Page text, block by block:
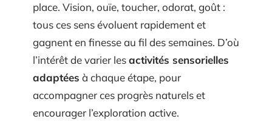
place. Vision, ouïe, toucher, odorat, goût :
tous ces sens évoluent rapidement et
gagnent en finesse au fil des semaines. D’où
l’intérêt de varier lesactivités sensorielles
adaptées à chaque étape, pour
accompagner ces progrès naturels et
encourager l’exploration active.